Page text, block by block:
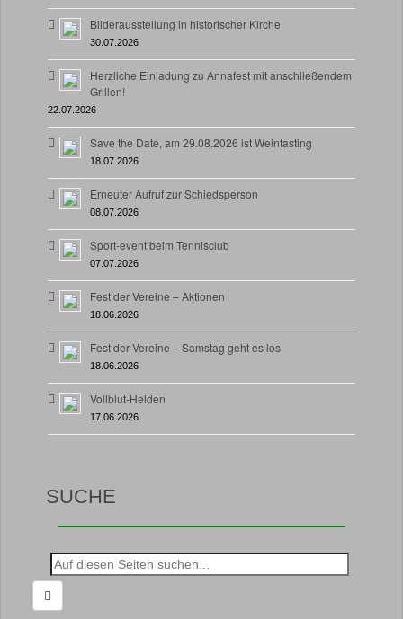
Bilderausstellung in historischer Kirche
30.07.2026
Herzliche Einladung zu Annafest mit anschließendem
Grillen!
22.07.2026
Save the Date, am 29.08.2026 ist Weintasting
18.07.2026
Erneuter Aufruf zur Schiedsperson
08.07.2026
Sport-event beim Tennisclub
07.07.2026
Fest der Vereine – Aktionen
18.06.2026
Fest der Vereine – Samstag geht es los
18.06.2026
Vollblut-Helden
17.06.2026
SUCHE
Suche
nach: